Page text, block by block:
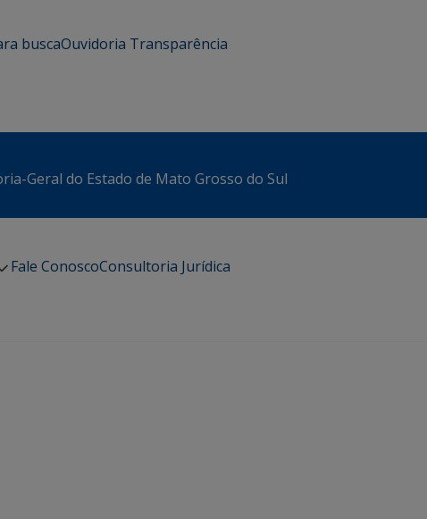
buscaOuvidoria Transparência
Geral do Estado de Mato Grosso do Sul
Fale ConoscoConsultoria Jurídica